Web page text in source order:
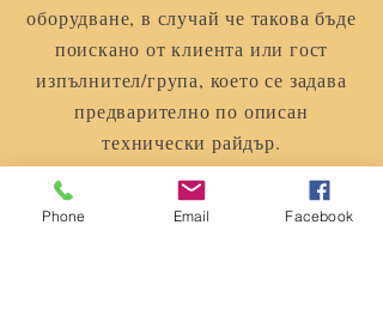
оборудване, в случай че такова бъде
поискано от клиента или гост
изпълнител/група, което се задава
предварително по описан
технически райдър.
Организация на сватба с водещ и
диджей.
Phone Email Facebook